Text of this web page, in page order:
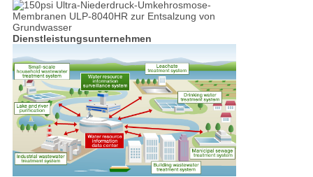
Dienstleistungsunternehmen